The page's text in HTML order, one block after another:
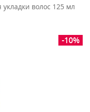
волос 125 мл
-10%